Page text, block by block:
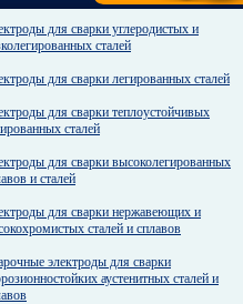
для сварки углеродистых и
сталей
для сварки легированных сталей
для сварки теплоустойчивых
сталей
для сварки высоколегированных
и сталей
для сварки нержавеющих и
сталей и сплавов
электроды для сварки
аустенитных сталей и